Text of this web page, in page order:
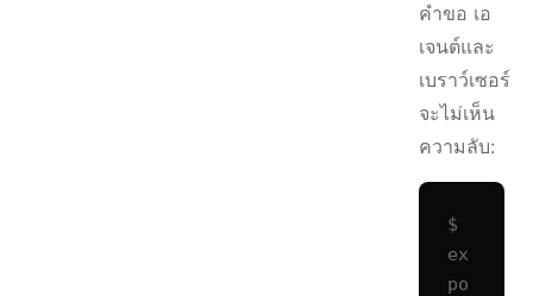
คำขอ เอ
เจนต์และ
เบราว์เซอร์
จะไม่เห็น
ความลับ:
$
ex
po